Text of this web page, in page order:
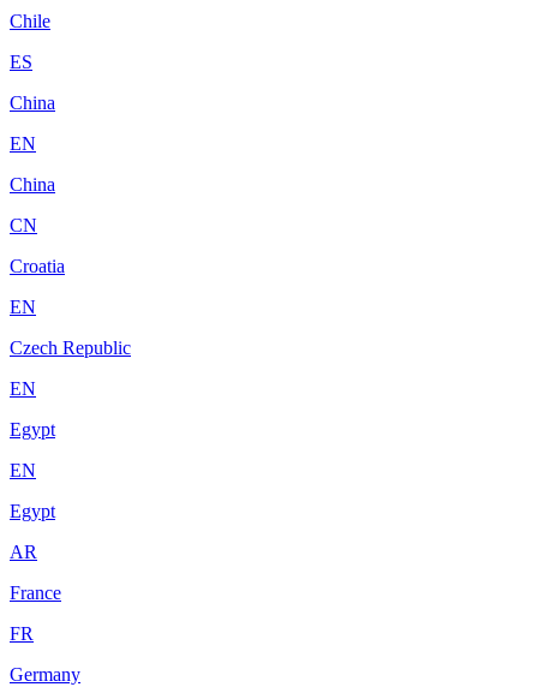
Chile
ES
China
EN
China
CN
Croatia
EN
Czech Republic
EN
Egypt
EN
Egypt
AR
France
FR
Germany